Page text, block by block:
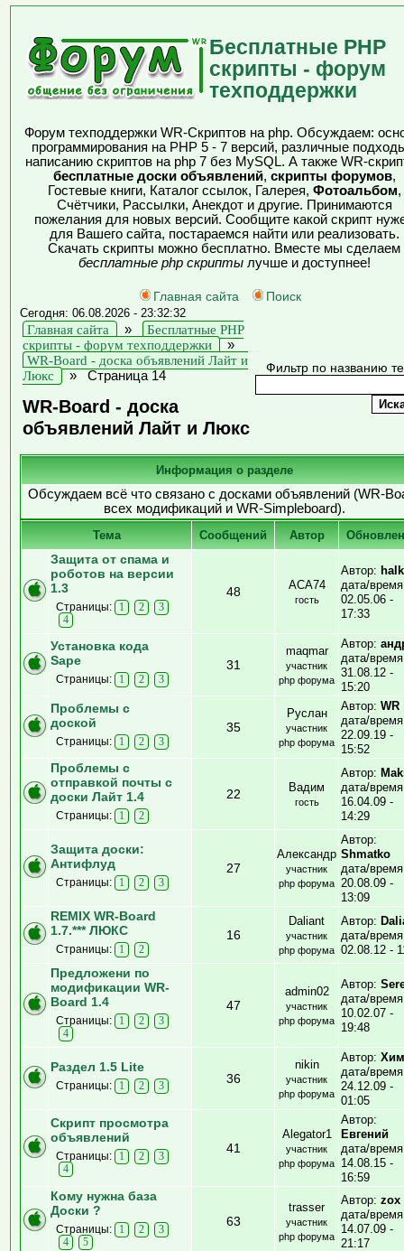
Бесплатные PHP
скрипты - форум
техподдержки
Форум техподдержки WR-Скриптов на php. Обсуждаем:
программирования на PHP 5 - 7 версий, различные
написанию скриптов на php 7 без MySQL. А также WR-
бесплатные доски объявлений, скрипты форумов,
Гостевые книги, Каталог ссылок, Галерея, Фотоальбом,
Счётчики, Рассылки, Анекдот и другие. Принимаются
пожелания для новых версий. Сообщите какой скрипт
для Вашего сайта, постараемся найти или реализовать.
Скачать скрипты можно бесплатно. Вместе мы сделаем
бесплатные php скриптылучше и доступнее!
Главная сайта Поиск
Сегодня: 06.08.2026 - 23:32:32
Главная сайта »
Бесплатные PHP
скрипты - форум техподдержки
»
WR-Board - доска объявлений Лайт и
Люкс
» Страница 14
WR-Board - доска
объявлений Лайт и Люкс
Фильтр по названию
Информация о разделе
Обсуждаем всё что связано с досками объявлений (WR-
всех модификаций и WR-Simpleboard).
Тема Cообщений Автор
Защита от спама и
роботов на версии
1.3
Страницы: 1 2
3
4
48 ACA74
гость
Автор: halk
дата/
02.05.06 -
17:33
Установка кода
Sape
Страницы: 1 2 3
31
maqmar
участник
php форума
Автор:
дата/
31.08.12 -
15:20
Проблемы с
доской
Страницы: 1 2 3
35
Руслан
участник
php форума
Автор: WR
дата/
22.09.19 -
15:52
Проблемы с
отправкой почты с
доски Лайт 1.4
Страницы: 1 2
22 Вадим
гость
Автор:
дата/
16.04.09 -
14:29
Защита доски:
Антифлуд
Страницы: 1 2 3
27
Александр
участник
php форума
Автор:
Shmatko
дата/
20.08.09 -
13:09
REMIX WR-Board
1.7.*** ЛЮКС
Страницы: 1 2
16
Daliant
участник
php форума
Автор:
дата/
02.08.12 -
Предложени по
модификации WR-
Board 1.4
Страницы: 1 2
3
4
47
admin02
участник
php форума
Автор:
дата/
10.02.07 -
19:48
Раздел 1.5 Lite
Страницы: 1 2 3
36
nikin
участник
php форума
Автор:
дата/
24.12.09 -
01:05
Скрипт просмотра
объявлений
Страницы: 1 2
3
4
41
Alegator1
участник
php форума
Автор:
Евгений
дата/
14.08.15 -
16:59
Кому нужна база
Доски ?
Страницы: 1 2
3
4
5
63
trasser
участник
php форума
Автор: zox
дата/
14.07.09 -
21:17